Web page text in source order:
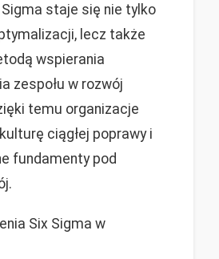
staje się nie tylko
lecz także
wspierania
zespołu w rozwój
temu organizacje
ciągłej poprawy i
fundamenty pod
Six Sigma w